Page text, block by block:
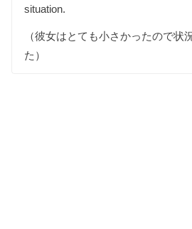
situation.
（彼女はとても小さかったので状
た）